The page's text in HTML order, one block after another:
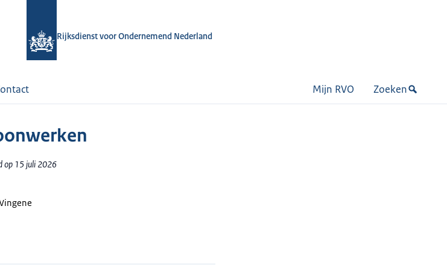
Rijksdienst voor Ondernemend Nederland
Mijn RVO Zoeken
op 15 juli 2026